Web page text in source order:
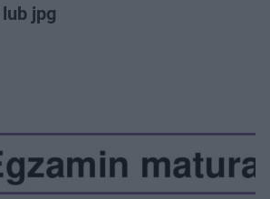
jpg